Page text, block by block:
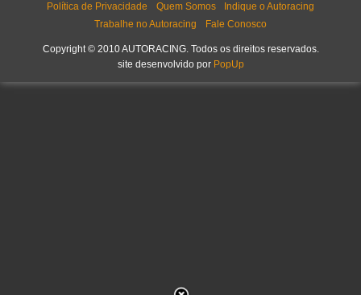
Política de Privacidade Quem Somos
Indique o Autoracing
Trabalhe no Autoracing
Fale Conosco
Copyright © 2010 AUTORACING. Todos os direitos reservados.
site desenvolvido por PopUp